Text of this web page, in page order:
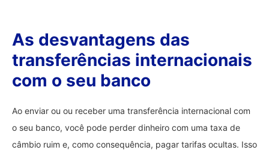
As desvantagens das
transferências internacionais
com o seu banco
Ao enviar ou ou receber uma transferência internacional com
o seu banco, você pode perder dinheiro com uma taxa de
câmbio ruim e, como consequência, pagar tarifas ocultas. Isso